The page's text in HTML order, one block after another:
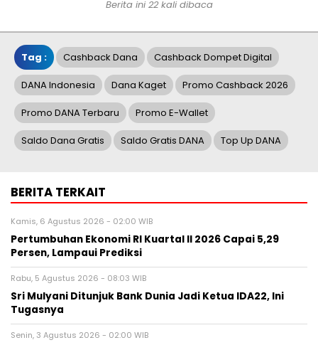
Berita ini 22 kali dibaca
Tag : Cashback Dana Cashback Dompet Digital
DANA Indonesia Dana Kaget Promo Cashback 2026
Promo DANA Terbaru Promo E-Wallet
Saldo Dana Gratis Saldo Gratis DANA Top Up DANA
BERITA TERKAIT
Kamis, 6 Agustus 2026 - 02:00 WIB
Pertumbuhan Ekonomi RI Kuartal II 2026 Capai 5,29
Persen, Lampaui Prediksi
Rabu, 5 Agustus 2026 - 08:03 WIB
Sri Mulyani Ditunjuk Bank Dunia Jadi Ketua IDA22, Ini
Tugasnya
Senin, 3 Agustus 2026 - 02:00 WIB